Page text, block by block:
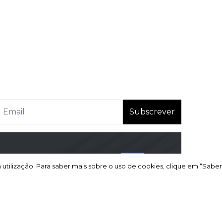
Para saber mais sobre o uso de cookies, clique em “Saber
Subscrever
Para saber mais sobre o uso de cookies, clique em “Saber